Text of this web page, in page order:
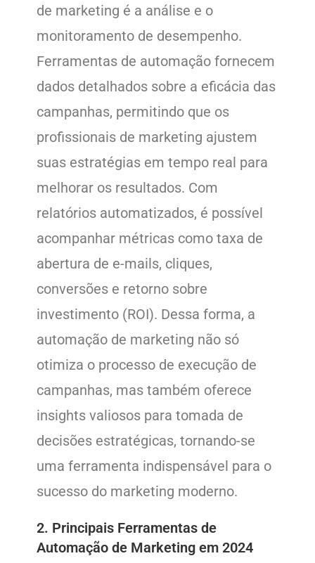
de marketing é a análise e o
monitoramento de desempenho.
Ferramentas de automação fornecem
dados detalhados sobre a eficácia das
campanhas, permitindo que os
profissionais de marketing ajustem
suas estratégias em tempo real para
melhorar os resultados. Com
relatórios automatizados, é possível
acompanhar métricas como taxa de
abertura de e-mails, cliques,
conversões e retorno sobre
investimento (ROI). Dessa forma, a
automação de marketing não só
otimiza o processo de execução de
campanhas, mas também oferece
insights valiosos para tomada de
decisões estratégicas, tornando-se
uma ferramenta indispensável para o
sucesso do marketing moderno.
2. Principais Ferramentas de
Automação de Marketing em 2024